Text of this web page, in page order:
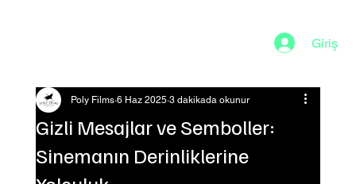
Giriş
Gizli Mesajlar ve Semboller:
Sinemanın Derinliklerine
Poly Films 6 Haz 2025 3 dakikada okunur